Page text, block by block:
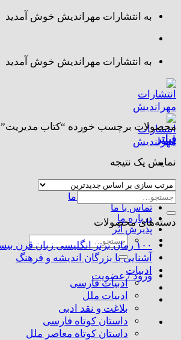
Skip
content
به انتشارات مهراندیش خوش آمدید
به انتشارات مهراندیش خوش آمدید
صفحه اصلی
مجموعه کتاب های ما
تماس با ما
درباره ما
پذیرش اثر
جستجو
برای:
ورود / عضویت
محصولات برچسب خورده “کتاب مدیریت”
فیلتر
نمایش یک نتیجه
جستجو
برای:
دسته‌های محصولات
۱۰۰ رمان برتر انگلیسی زبان قرن بیست
آشنایی با بزرگان اندیشه و فرهنگ
ادبیات
ادبیات فارسی
ادبیات ملل
بلاغت و نقد ادبی
داستان کوتاه فارسی
داستان کوتاه معاصر ملل